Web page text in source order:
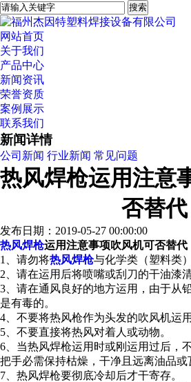
网站首页
关于我们
产品中心
新闻资讯
荣誉资质
案例展示
联系我们
新闻详情
公司新闻 行业新闻 常见问题
热风焊枪运用注意
否替代
发布日期：2019-05-27 00:00:00
热风焊枪运用注意事项吹风机可否替代
1、请勿将热风焊枪与化学类（塑料类
2、请在运用后将喷嘴或刮刀的干油漆
3、请在通风良好的地方运用，由于从
是有毒的。
4、不要将热风枪作为头发的吹风机运用
5、不要直接将热风对着人或动物。
6、当热风焊枪运用时或刚运用过后，
把手必需保持枯燥，干净且远离油品或
7、 热风焊枪要彻底冷却后才干寄存。